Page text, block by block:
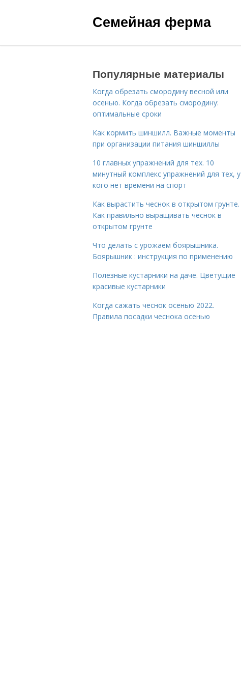
Семейная ферма
Популярные материалы
Когда обрезать смородину весной или
осенью. Когда обрезать смородину:
оптимальные сроки
Как кормить шиншилл. Важные моменты
при организации питания шиншиллы
10 главных упражнений для тех. 10
минутный комплекс упражнений для тех, у
кого нет времени на спорт
Как вырастить чеснок в открытом грунте.
Как правильно выращивать чеснок в
открытом грунте
Что делать с урожаем боярышника.
Боярышник : инструкция по применению
Полезные кустарники на даче. Цветущие
красивые кустарники
Когда сажать чеснок осенью 2022.
Правила посадки чеснока осенью